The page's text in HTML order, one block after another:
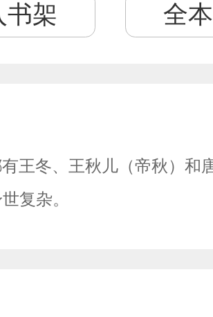
书架 全
王冬、王秋儿（帝秋）和
复杂。